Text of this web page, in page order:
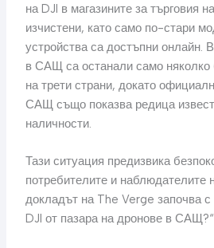
на DJI в магазините за търговия
изчистени, като само по-стари
устройства са достъпни онлайн.
в САЩ са останали само няколко
на трети страни, докато
САЩ също показва редица
наличности.
Тази ситуация предизвика
потребителите и наблюдателите
докладът на The Verge започва
DJI от пазара на дронове в САЩ?“